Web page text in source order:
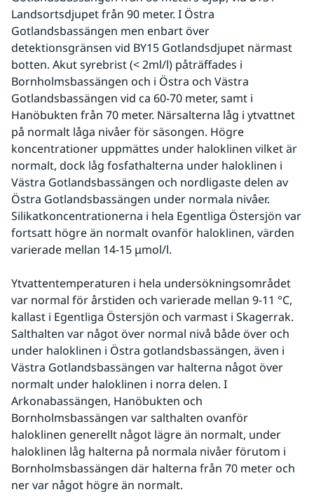
Landsortsdjupet från 90 meter. I Östra
Gotlandsbassängen men enbart över
detektionsgränsen vid BY15 Gotlandsdjupet närmast
botten. Akut syrebrist (< 2ml/l) påträffades i
Bornholmsbassängen och i Östra och Västra
Gotlandsbassängen vid ca 60-70 meter, samt i
Hanöbukten från 70 meter. Närsalterna låg i ytvattnet
på normalt låga nivåer för säsongen. Högre
koncentrationer uppmättes under haloklinen vilket är
normalt, dock låg fosfathalterna under haloklinen i
Västra Gotlandsbassängen och nordligaste delen av
Östra Gotlandsbassängen under normala nivåer.
Silikatkoncentrationerna i hela Egentliga Östersjön var
fortsatt högre än normalt ovanför haloklinen, värden
varierade mellan 14-15 μmol/l.
Ytvattentemperaturen i hela undersökningsområdet
var normal för årstiden och varierade mellan 9-11 °C,
kallast i Egentliga Östersjön och varmast i Skagerrak.
Salthalten var något över normal nivå både över och
under haloklinen i Östra gotlandsbassängen, även i
Västra Gotlandsbassängen var halterna något över
normalt under haloklinen i norra delen. I
Arkonabassängen, Hanöbukten och
Bornholmsbassängen var salthalten ovanför
haloklinen generellt något lägre än normalt, under
haloklinen låg halterna på normala nivåer förutom i
Bornholmsbassängen där halterna från 70 meter och
ner var något högre än normalt.